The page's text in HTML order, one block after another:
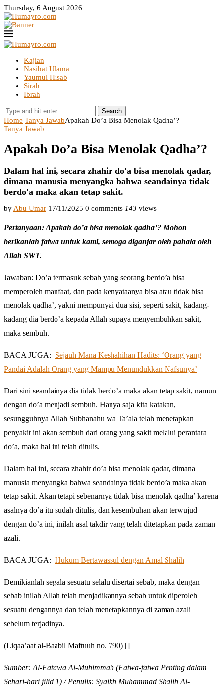
Thursday, 6 August 2026 |
Kajian
Nasihat Ulama
Yaumul Hisab
Sirah
Ibrah
Search
Home Tanya JawabApakah Do’a Bisa Menolak Qadha’?
Tanya Jawab
Apakah Do’a Bisa Menolak Qadha’?
Dalam hal ini, secara zhahir do'a bisa menolak qadar,
dimana manusia menyangka bahwa seandainya tidak
berdo'a maka akan tetap sakit.
by Abu Umar 17/11/2025 0 comments 143 views
Pertanyaan: Apakah do’a bisa menolak qadha’? Mohon
berikanlah fatwa untuk kami, semoga diganjar oleh pahala oleh
Allah SWT.
Jawaban: Do’a termasuk sebab yang seorang berdo’a bisa
memperoleh manfaat, dan pada kenyataanya bisa atau tidak bisa
menolak qadha’, yakni mempunyai dua sisi, seperti sakit, kadang-
kadang dia berdo’a kepada Allah supaya menyembuhkan sakit,
maka sembuh.
BACA JUGA: Sejauh Mana Keshahihan Hadits: ‘Orang yang
Pandai Adalah Orang yang Mampu Menundukkan Nafsunya’
Dari sini seandainya dia tidak berdo’a maka akan tetap sakit, namun
dengan do’a menjadi sembuh. Hanya saja kita katakan,
sesungguhnya Allah Subhanahu wa Ta’ala telah menetapkan
penyakit ini akan sembuh dari orang yang sakit melalui perantara
do’a, maka hal ini telah ditulis.
Dalam hal ini, secara zhahir do’a bisa menolak qadar, dimana
manusia menyangka bahwa seandainya tidak berdo’a maka akan
tetap sakit. Akan tetapi sebenarnya tidak bisa menolak qadha’ karena
asalnya do’a itu sudah ditulis, dan kesembuhan akan terwujud
dengan do’a ini, inilah asal takdir yang telah ditetapkan pada zaman
azali.
BACA JUGA: Hukum Bertawassul dengan Amal Shalih
Demikianlah segala sesuatu selalu disertai sebab, maka dengan
sebab inilah Allah telah menjadikannya sebab untuk diperoleh
sesuatu dengannya dan telah menetapkannya di zaman azali
sebelum terjadinya.
(Liqaa’aat al-Baabil Maftuuh no. 790) []
Sumber: Al-Fatawa Al-Muhimmah (Fatwa-fatwa Penting dalam
Sehari-hari jilid 1) / Penulis: Syaikh Muhammad Shalih Al-